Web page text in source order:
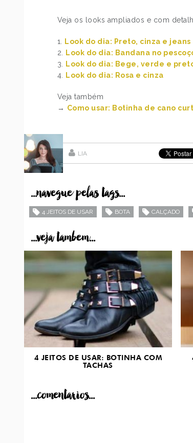
Veja os looks ampliados e com
1. Look do dia: Preto, cinza e jeans
2. Look do dia: Bandana no
3. Look do dia: Bege, verde e
4. Look do dia: Rosa e cinza
Veja também
→ Como usar: Botinha de cano
LIA
...navegue pelas tags...
4 JEITOS DE USAR BOTA CALÇADO
...veja tambem...
4 JEITOS DE USAR: BOTINHA COM
TACHAS
...comentarios...